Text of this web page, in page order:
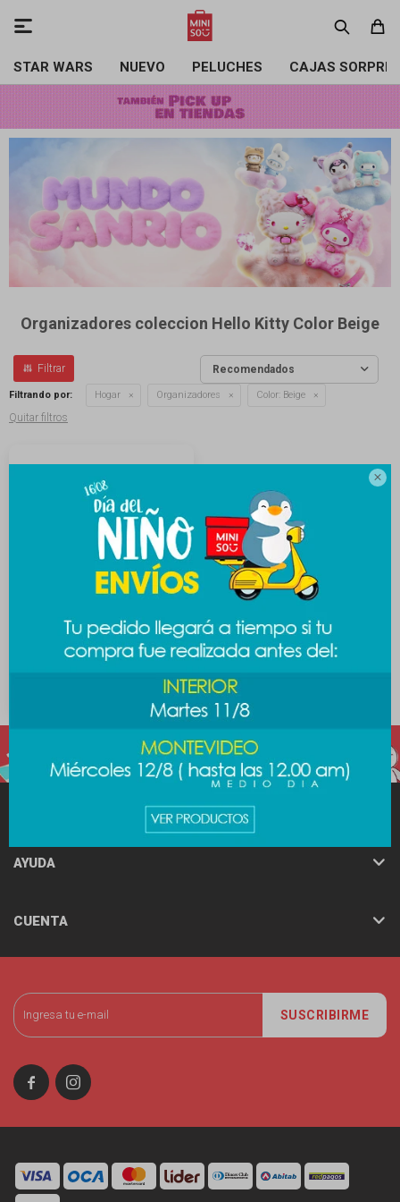

STAR WARS NUEVO PELUCHES CAJAS

Organizadores coleccion Hello Kitty Color Beige
Recomendados
Filtrando por: Hogar Organizadores Color: Beige
Quitar filtros
Kit pintura Sanrio B -
SUSCRIBIRME
 
AYUDA
CUENTA